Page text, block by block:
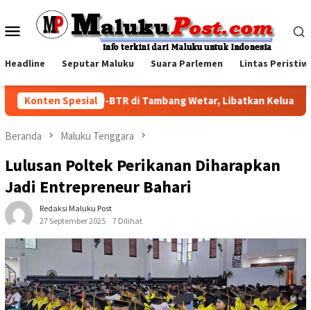
konten
Menu
Headline Seputar Maluku Suara Parlemen Lintas
Konten Spesial
Family Visit BKP-BTR di Tambang Wetar, Libatkan Keluarga
Beranda Maluku Tenggara
Lulusan Poltek Perikanan Diharapkan
Jadi Entrepreneur Bahari
Redaksi Maluku Post
27 September 2025
7 Dilihat